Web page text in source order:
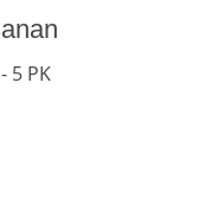
5 PK